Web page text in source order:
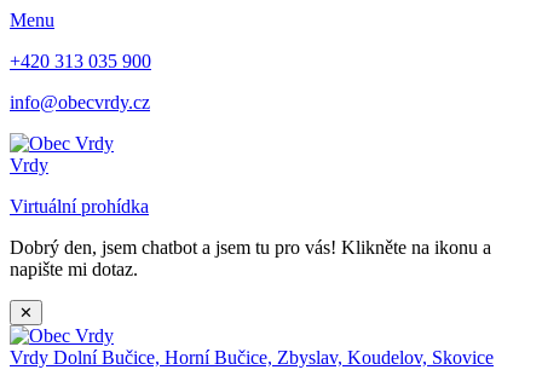
Menu
+420 313 035 900
info@obecvrdy.cz
Vrdy
Virtuální prohídka
Dobrý den, jsem chatbot a jsem tu pro vás! Klikněte na ikonu a
napište mi dotaz.
✕
Vrdy Dolní Bučice, Horní Bučice, Zbyslav, Koudelov, Skovice